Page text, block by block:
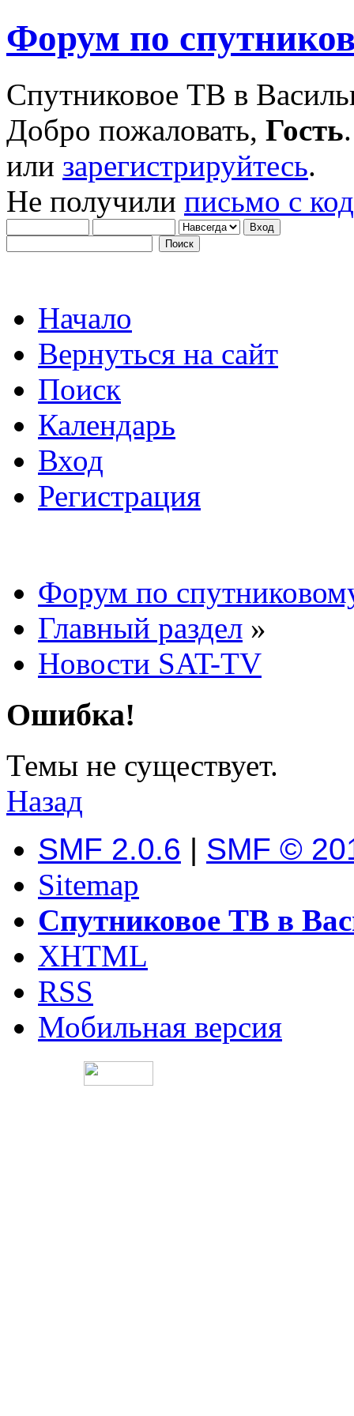
Форум по
Спутниковое ТВ в
Добро пожаловать, Гость
или зарегистрируйтесь.
Не получили письмо с
Начало
Вернуться на сайт
Поиск
Календарь
Вход
Регистрация
Форум по
Главный раздел »
Новости SAT-TV
Ошибка!
Темы не существует.
Назад
SMF 2.0.6 | SMF ©
Sitemap
Спутниковое ТВ в
XHTML
RSS
Мобильная версия